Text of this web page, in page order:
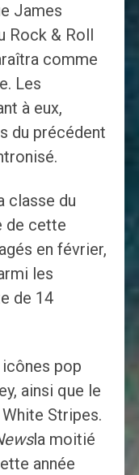
James
Rock & Roll
comme
Les
à eux,
du précédent
classe du
de cette
en février,
les
de 14
pop
ainsi que le
Stripes.
la moitié
année